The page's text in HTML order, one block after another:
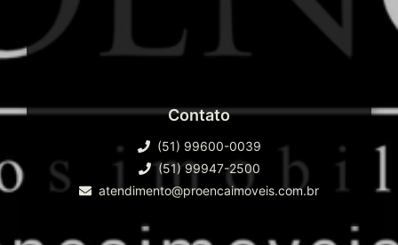
Contato
(51) 99600-0039
(51) 99947-2500
atendimento@proencaimoveis.com.br